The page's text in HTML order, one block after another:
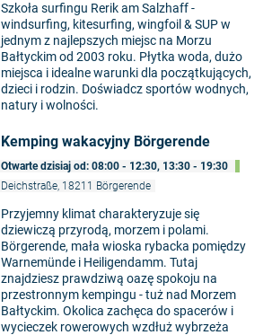
Szkoła surfingu Rerik am Salzhaff -
windsurfing, kitesurfing, wingfoil & SUP w
jednym z najlepszych miejsc na Morzu
Bałtyckim od 2003 roku. Płytka woda, dużo
miejsca i idealne warunki dla początkujących,
dzieci i rodzin. Doświadcz sportów wodnych,
natury i wolności.
Kemping wakacyjny Börgerende
Otwarte dzisiaj od: 08:00 - 12:30, 13:30 - 19:30
Deichstraße, 18211 Börgerende
Przyjemny klimat charakteryzuje się
dziewiczą przyrodą, morzem i polami.
Börgerende, mała wioska rybacka pomiędzy
Warnemünde i Heiligendamm. Tutaj
znajdziesz prawdziwą oazę spokoju na
przestronnym kempingu - tuż nad Morzem
Bałtyckim. Okolica zachęca do spacerów i
wycieczek rowerowych wzdłuż wybrzeża